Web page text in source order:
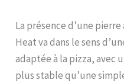
La présence d’une
Heat va dans le sens
adaptée à la pizza, avec
plus stable qu’une